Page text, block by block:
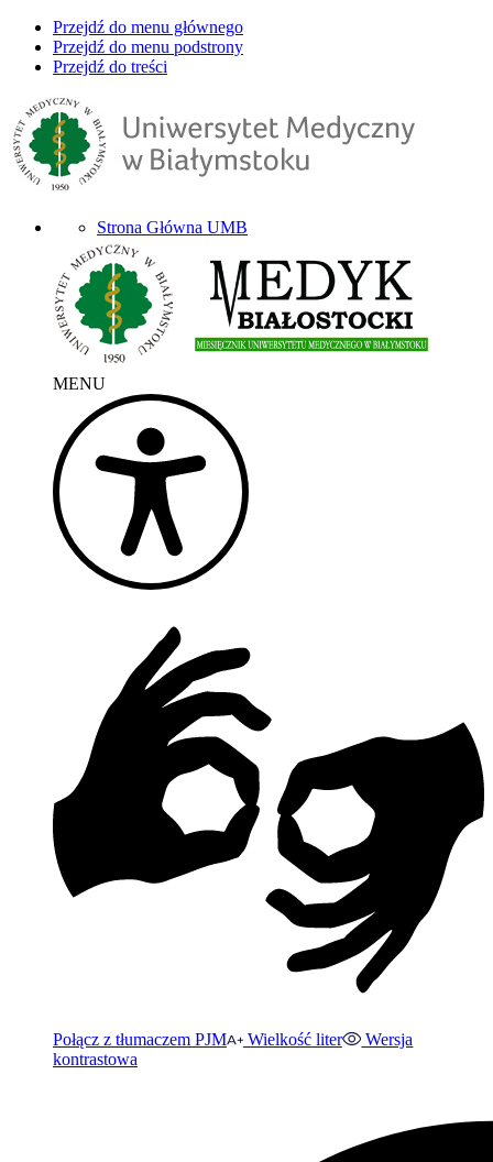
Przejdź do menu głównego
Przejdź do menu podstrony
Przejdź do treści
Strona Główna UMB
MENU
Połącz z tłumaczem PJM Wielkość liter
Wersja
kontrastowa